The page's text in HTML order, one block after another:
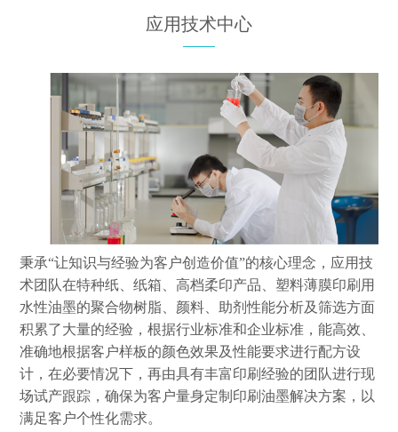
应用技术中心
秉承“让知识与经验为客户创造价值”的核心理念，应用技
术团队在特种纸、纸箱、高档柔印产品、塑料薄膜印刷用
水性油墨的聚合物树脂、颜料、助剂性能分析及筛选方面
积累了大量的经验，根据行业标准和企业标准，能高效、
准确地根据客户样板的颜色效果及性能要求进行配方设
计，在必要情况下，再由具有丰富印刷经验的团队进行现
场试产跟踪，确保为客户量身定制印刷油墨解决方案，以
满足客户个性化需求。